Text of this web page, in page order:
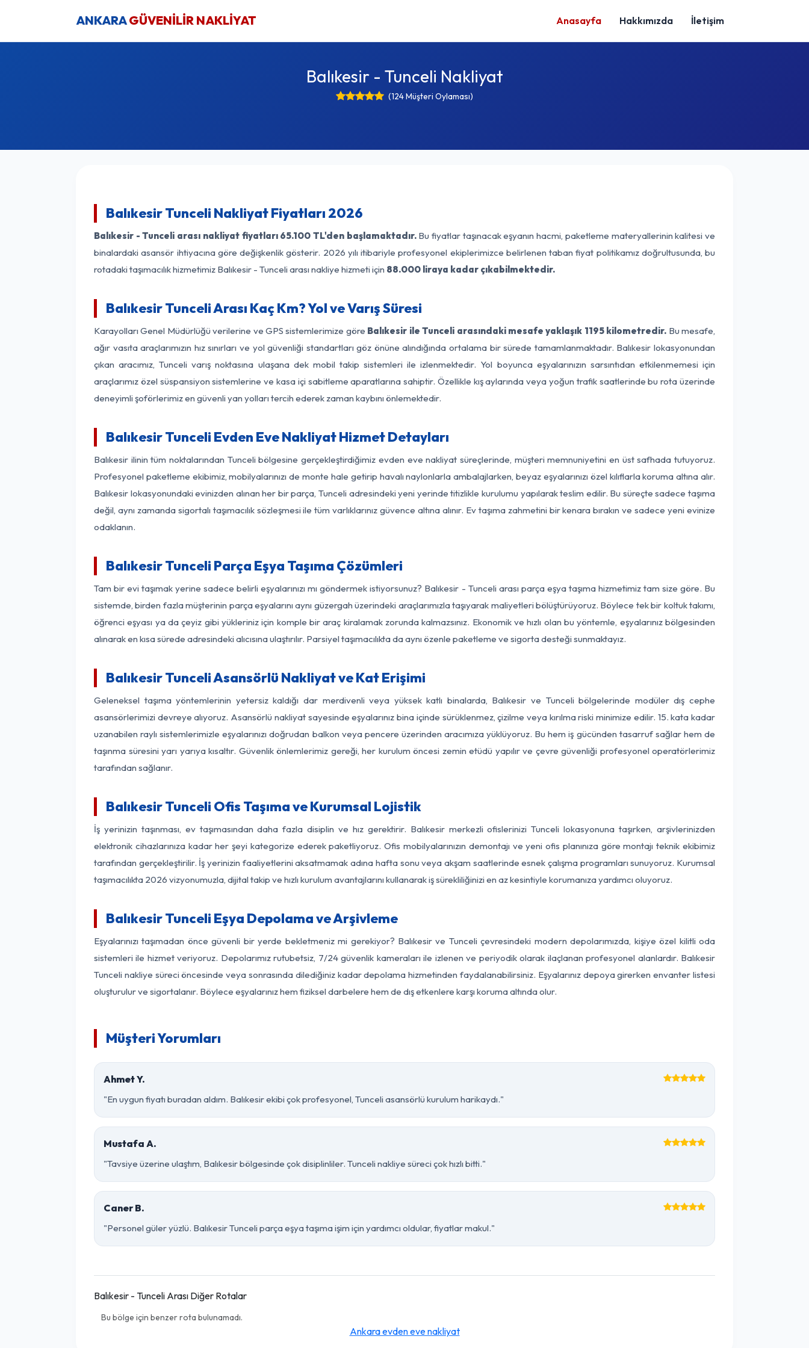
ANKARAGÜVENİLİR NAKLİYAT Anasayfa Hakkımızda İletişim
Balıkesir - Tunceli Nakliyat
(124 Müşteri Oylaması)
Balıkesir Tunceli Nakliyat Fiyatları 2026
Balıkesir - Tunceli arası nakliyat fiyatları 65.100 TL'den başlamaktadır.Bu fiyatlar taşınacak eşyanın hacmi, paketleme materyallerinin kalitesi ve
binalardaki asansör ihtiyacına göre değişkenlik gösterir. 2026 yılı itibariyle profesyonel ekiplerimizce belirlenen taban fiyat politikamız doğrultusunda, bu
rotadaki taşımacılık hizmetimiz Balıkesir - Tunceli arası nakliye hizmeti için 88.000 liraya kadar çıkabilmektedir.
Balıkesir Tunceli Arası Kaç Km? Yol ve Varış Süresi
Karayolları Genel Müdürlüğü verilerine ve GPS sistemlerimize göre Balıkesir ile Tunceli arasındaki mesafe yaklaşık 1195 kilometredir. Bu mesafe,
ağır vasıta araçlarımızın hız sınırları ve yol güvenliği standartları göz önüne alındığında ortalama bir sürede tamamlanmaktadır. Balıkesir lokasyonundan
çıkan aracımız, Tunceli varış noktasına ulaşana dek mobil takip sistemleri ile izlenmektedir. Yol boyunca eşyalarınızın sarsıntıdan etkilenmemesi için
araçlarımız özel süspansiyon sistemlerine ve kasa içi sabitleme aparatlarına sahiptir. Özellikle kış aylarında veya yoğun trafik saatlerinde bu rota üzerinde
deneyimli şoförlerimiz en güvenli yan yolları tercih ederek zaman kaybını önlemektedir.
Balıkesir Tunceli Evden Eve Nakliyat Hizmet Detayları
Balıkesir ilinin tüm noktalarından Tunceli bölgesine gerçekleştirdiğimiz evden eve nakliyat süreçlerinde, müşteri memnuniyetini en üst safhada tutuyoruz.
Profesyonel paketleme ekibimiz, mobilyalarınızı de monte hale getirip havalı naylonlarla ambalajlarken, beyaz eşyalarınızı özel kılıflarla koruma altına alır.
Balıkesir lokasyonundaki evinizden alınan her bir parça, Tunceli adresindeki yeni yerinde titizlikle kurulumu yapılarak teslim edilir. Bu süreçte sadece taşıma
değil, aynı zamanda sigortalı taşımacılık sözleşmesi ile tüm varlıklarınız güvence altına alınır. Ev taşıma zahmetini bir kenara bırakın ve sadece yeni evinize
odaklanın.
Balıkesir Tunceli Parça Eşya Taşıma Çözümleri
Tam bir evi taşımak yerine sadece belirli eşyalarınızı mı göndermek istiyorsunuz? Balıkesir - Tunceli arası parça eşya taşıma hizmetimiz tam size göre. Bu
sistemde, birden fazla müşterinin parça eşyalarını aynı güzergah üzerindeki araçlarımızla taşıyarak maliyetleri bölüştürüyoruz. Böylece tek bir koltuk takımı,
öğrenci eşyası ya da çeyiz gibi yükleriniz için komple bir araç kiralamak zorunda kalmazsınız. Ekonomik ve hızlı olan bu yöntemle, eşyalarınız bölgesinden
alınarak en kısa sürede adresindeki alıcısına ulaştırılır. Parsiyel taşımacılıkta da aynı özenle paketleme ve sigorta desteği sunmaktayız.
Balıkesir Tunceli Asansörlü Nakliyat ve Kat Erişimi
Geleneksel taşıma yöntemlerinin yetersiz kaldığı dar merdivenli veya yüksek katlı binalarda, Balıkesir ve Tunceli bölgelerinde modüler dış cephe
asansörlerimizi devreye alıyoruz. Asansörlü nakliyat sayesinde eşyalarınız bina içinde sürüklenmez, çizilme veya kırılma riski minimize edilir. 15. kata kadar
uzanabilen raylı sistemlerimizle eşyalarınızı doğrudan balkon veya pencere üzerinden aracımıza yüklüyoruz. Bu hem iş gücünden tasarruf sağlar hem de
taşınma süresini yarı yarıya kısaltır. Güvenlik önlemlerimiz gereği, her kurulum öncesi zemin etüdü yapılır ve çevre güvenliği profesyonel operatörlerimiz
tarafından sağlanır.
Balıkesir Tunceli Ofis Taşıma ve Kurumsal Lojistik
İş yerinizin taşınması, ev taşımasından daha fazla disiplin ve hız gerektirir. Balıkesir merkezli ofislerinizi Tunceli lokasyonuna taşırken, arşivlerinizden
elektronik cihazlarınıza kadar her şeyi kategorize ederek paketliyoruz. Ofis mobilyalarınızın demontajı ve yeni ofis planınıza göre montajı teknik ekibimiz
tarafından gerçekleştirilir. İş yerinizin faaliyetlerini aksatmamak adına hafta sonu veya akşam saatlerinde esnek çalışma programları sunuyoruz. Kurumsal
taşımacılıkta 2026 vizyonumuzla, dijital takip ve hızlı kurulum avantajlarını kullanarak iş sürekliliğinizi en az kesintiyle korumanıza yardımcı oluyoruz.
Balıkesir Tunceli Eşya Depolama ve Arşivleme
Eşyalarınızı taşımadan önce güvenli bir yerde bekletmeniz mi gerekiyor? Balıkesir ve Tunceli çevresindeki modern depolarımızda, kişiye özel kilitli oda
sistemleri ile hizmet veriyoruz. Depolarımız rutubetsiz, 7/24 güvenlik kameraları ile izlenen ve periyodik olarak ilaçlanan profesyonel alanlardır. Balıkesir
Tunceli nakliye süreci öncesinde veya sonrasında dilediğiniz kadar depolama hizmetinden faydalanabilirsiniz. Eşyalarınız depoya girerken envanter listesi
oluşturulur ve sigortalanır. Böylece eşyalarınız hem fiziksel darbelere hem de dış etkenlere karşı koruma altında olur.
Müşteri Yorumları
Ahmet Y.
"En uygun fiyatı buradan aldım. Balıkesir ekibi çok profesyonel, Tunceli asansörlü kurulum harikaydı."
Mustafa A.
"Tavsiye üzerine ulaştım, Balıkesir bölgesinde çok disiplinliler. Tunceli nakliye süreci çok hızlı bitti."
Caner B.
"Personel güler yüzlü. Balıkesir Tunceli parça eşya taşıma işim için yardımcı oldular, fiyatlar makul."
Balıkesir - Tunceli Arası Diğer Rotalar
Bu bölge için benzer rota bulunamadı.
Ankara evden eve nakliyat